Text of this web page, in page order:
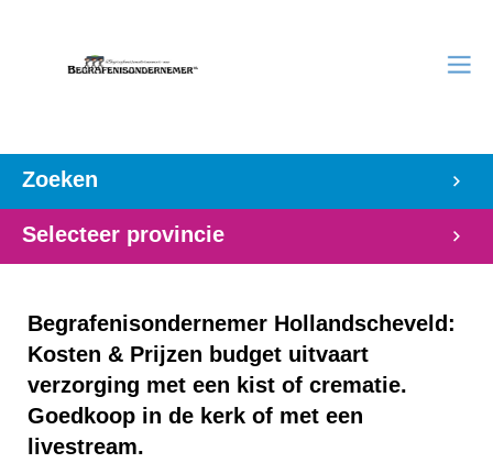
Zoeken
Selecteer provincie
Begrafenisondernemer Hollandscheveld:
Kosten & Prijzen budget uitvaart
verzorging met een kist of crematie.
Goedkoop in de kerk of met een
livestream.